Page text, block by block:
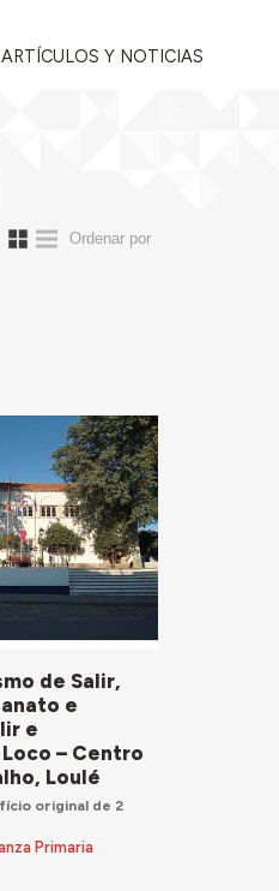
ARTÍCULOS Y NOTICIAS
de Salir,
e
e
– Centro
Loulé
original de 2
Primaria